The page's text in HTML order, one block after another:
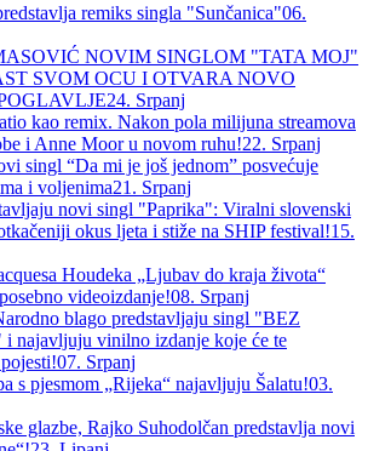
remiks singla "Sunčanica"06.
NOVIM SINGLOM "TATA MOJ"
SVOM OCU I OTVARA NOVO
24. Srpanj
kao remix. Nakon pola milijuna streamova
i Anne Moor u novom ruhu!22. Srpanj
singl “Da mi je još jednom” posvećuje
i voljenima21. Srpanj
novi singl "Paprika": Viralni slovenski
okus ljeta i stiže na SHIP festival!15.
Houdeka „Ljubav do kraja života“
videoizdanje!08. Srpanj
blago predstavljaju singl "BEZ
najavljuju vinilno izdanje koje će te
07. Srpanj
s pjesmom „Rijeka“ najavljuju Šalatu!03.
glazbe, Rajko Suhodolčan predstavlja novi